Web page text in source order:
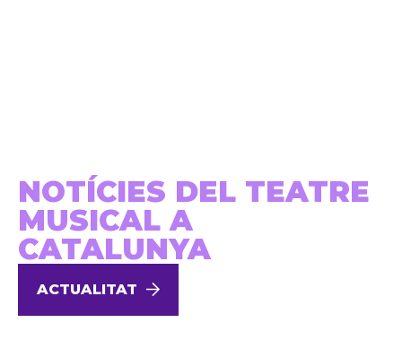
NOTÍCIES DEL TEATRE
MUSICAL A
CATALUNYA
ACTUALITAT